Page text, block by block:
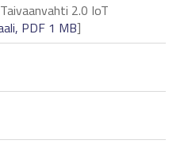
2.0 IoT
PDF 1 MB]